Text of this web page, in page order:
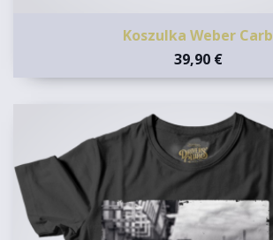
Koszulka Weber Carb
39,90 €